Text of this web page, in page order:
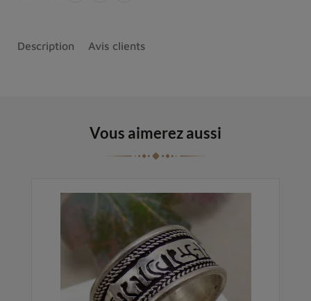
Description Avis clients
Vous aimerez aussi